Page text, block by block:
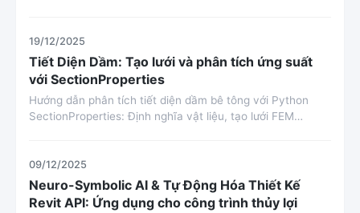
19/12/2025
Tiết Diện Dầm: Tạo lưới và phân tích ứng suất
với SectionProperties
Hướng dẫn phân tích tiết diện dầm bê tông với Python
SectionProperties: Định nghĩa vật liệu, tạo lưới FEM
09/12/2025
Neuro-Symbolic AI & Tự Động Hóa Thiết Kế
Revit API: Ứng dụng cho công trình thủy lợi